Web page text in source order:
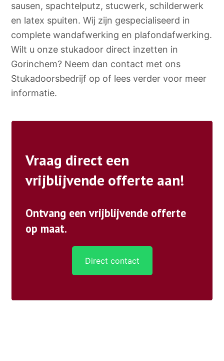
sausen, spachtelputz, stucwerk, schilderwerk
en latex spuiten. Wij zijn gespecialiseerd in
complete wandafwerking en plafondafwerking.
Wilt u onze stukadoor direct inzetten in
Gorinchem? Neem dan contact met ons
Stukadoorsbedrijf op of lees verder voor meer
informatie.
Vraag direct een
vrijblijvende offerte aan!
Ontvang een vrijblijvende offerte
op maat.
Direct contact